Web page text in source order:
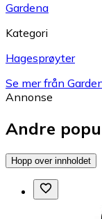
Gardena
Kategori
Hagesprøyter
Se mer från
Annonse
Andre
Hopp over innholdet